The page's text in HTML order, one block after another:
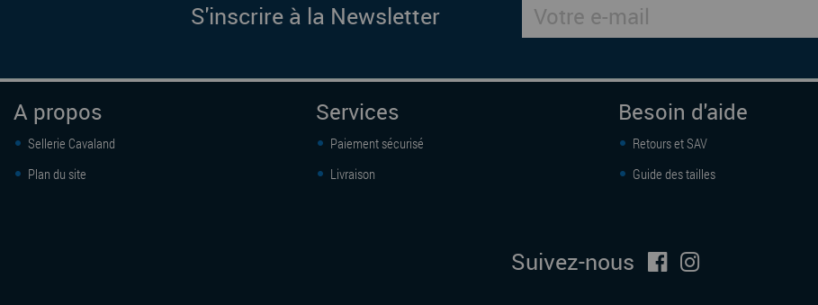
S'inscrire à la Newsletter
A propos
Sellerie Cavaland
Plan du site
Services
Paiement sécurisé
Livraison
Besoin d'aide
Retours et SAV
Guide des tailles
Suivez-nous